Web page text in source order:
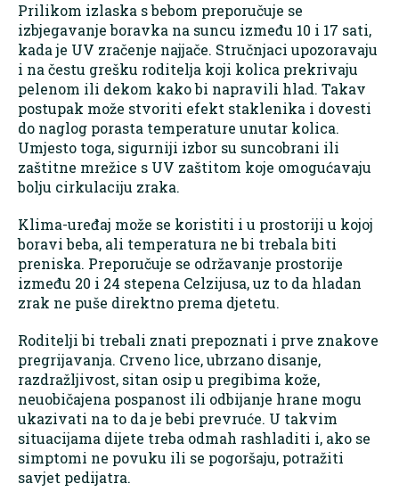
Prilikom izlaska s bebom preporučuje se
izbjegavanje boravka na suncu između 10 i 17 sati,
kada je UV zračenje najjače. Stručnjaci upozoravaju
i na čestu grešku roditelja koji kolica prekrivaju
pelenom ili dekom kako bi napravili hlad. Takav
postupak može stvoriti efekt staklenika i dovesti
do naglog porasta temperature unutar kolica.
Umjesto toga, sigurniji izbor su suncobrani ili
zaštitne mrežice s UV zaštitom koje omogućavaju
bolju cirkulaciju zraka.
Klima-uređaj može se koristiti i u prostoriji u kojoj
boravi beba, ali temperatura ne bi trebala biti
preniska. Preporučuje se održavanje prostorije
između 20 i 24 stepena Celzijusa, uz to da hladan
zrak ne puše direktno prema djetetu.
Roditelji bi trebali znati prepoznati i prve znakove
pregrijavanja. Crveno lice, ubrzano disanje,
razdražljivost, sitan osip u pregibima kože,
neuobičajena pospanost ili odbijanje hrane mogu
ukazivati na to da je bebi prevruće. U takvim
situacijama dijete treba odmah rashladiti i, ako se
simptomi ne povuku ili se pogoršaju, potražiti
savjet pedijatra.